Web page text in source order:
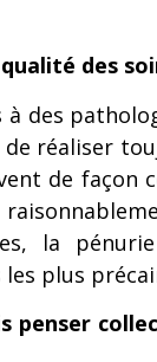
des
à des
réaliser
de façon
la
plus
penser